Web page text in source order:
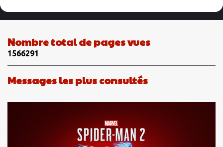
e
t
i
e
Nombre total de pages vues
1566291
Messages les plus consultés